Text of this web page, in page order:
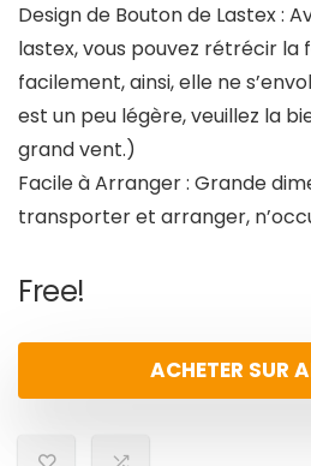
Design de Bouton de Lastex :
lastex, vous pouvez rétrécir la
facilement, ainsi, elle ne
est un peu légère, veuillez la
grand vent.)
Facile à Arranger : Grande
transporter et arranger,
Free!
ACHETER SUR